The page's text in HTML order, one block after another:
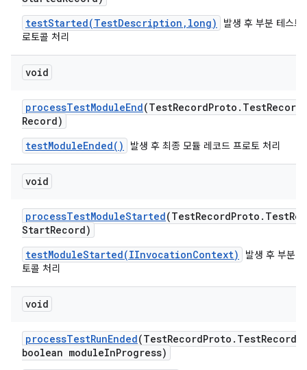
testStarted(TestDescription,long)
발생 후 부분 테스트
로토콜 처리
void
processTestModuleEnd(TestRecordProto . TestRecord
Record)
testModuleEnded()
발생 후 최종 모듈 레코드 프로토 처리
void
processTestModuleStarted(TestRecordProto . Test
StartRecord)
testModuleStarted(IInvocationContext)
발생 후 부분
토콜 처리
void
processTestRunEnded(TestRecordProto . TestRecord
boolean moduleInProgress)